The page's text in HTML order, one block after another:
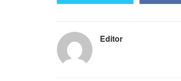
Editor